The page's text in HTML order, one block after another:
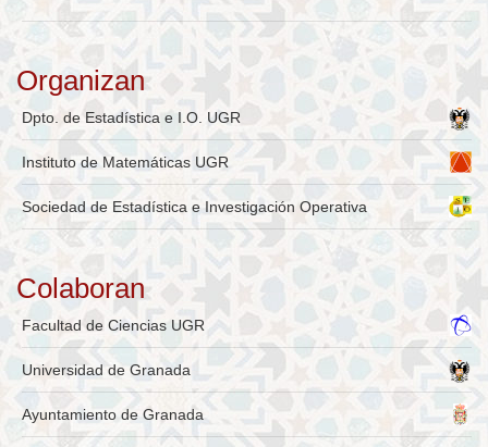
Organizan
Dpto. de Estadística e I.O. UGR
Instituto de Matemáticas UGR
Sociedad de Estadística e Investigación Operativa
Colaboran
Facultad de Ciencias UGR
Universidad de Granada
Ayuntamiento de Granada